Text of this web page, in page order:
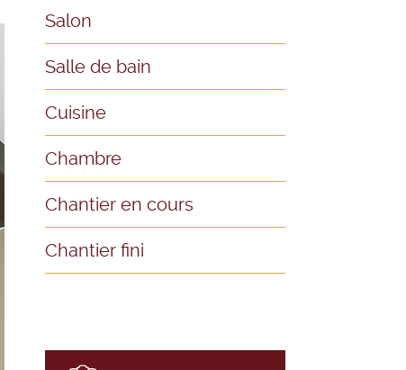
Salon
Salle de bain
Cuisine
Chambre
Chantier en cours
Chantier fini